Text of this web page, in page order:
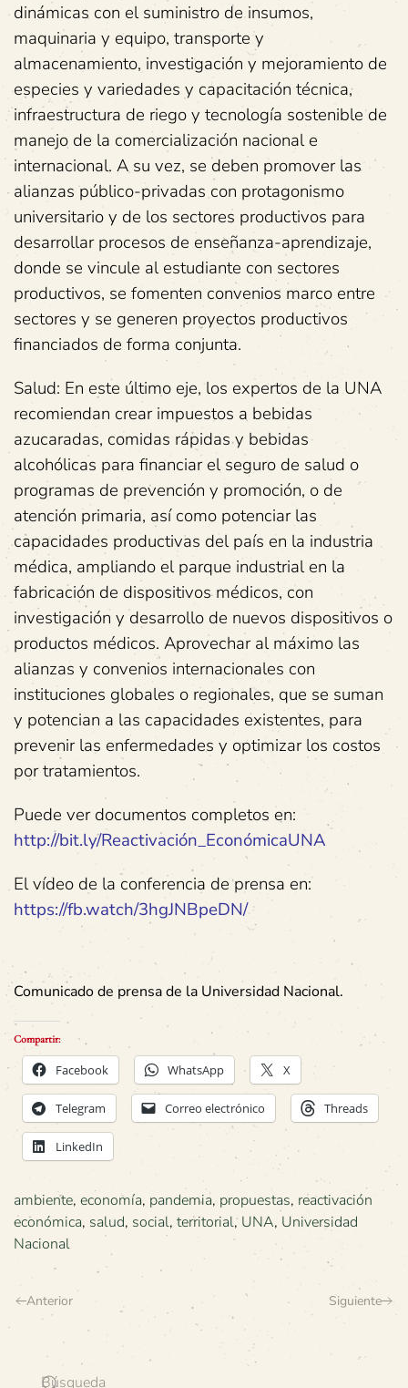
dinámicas con el suministro de insumos,
maquinaria y equipo, transporte y
almacenamiento, investigación y mejoramiento de
especies y variedades y capacitación técnica,
infraestructura de riego y tecnología sostenible de
manejo de la comercialización nacional e
internacional. A su vez, se deben promover las
alianzas público-privadas con protagonismo
universitario y de los sectores productivos para
desarrollar procesos de enseñanza-aprendizaje,
donde se vincule al estudiante con sectores
productivos, se fomenten convenios marco entre
sectores y se generen proyectos productivos
financiados de forma conjunta.
Salud: En este último eje, los expertos de la UNA
recomiendan crear impuestos a bebidas
azucaradas, comidas rápidas y bebidas
alcohólicas para financiar el seguro de salud o
programas de prevención y promoción, o de
atención primaria, así como potenciar las
capacidades productivas del país en la industria
médica, ampliando el parque industrial en la
fabricación de dispositivos médicos, con
investigación y desarrollo de nuevos dispositivos o
productos médicos. Aprovechar al máximo las
alianzas y convenios internacionales con
instituciones globales o regionales, que se suman
y potencian a las capacidades existentes, para
prevenir las enfermedades y optimizar los costos
por tratamientos.
Puede ver documentos completos en:
http://bit.ly/Reactivación_EconómicaUNA
El vídeo de la conferencia de prensa en:
https://fb.watch/3hgJNBpeDN/
Comunicado de prensa de la Universidad Nacional.
Compartir:
Facebook WhatsApp X
Telegram Correo electrónico Threads
LinkedIn
ambiente, economía, pandemia, propuestas, reactivación
económica, salud, social, territorial, UNA, Universidad
Nacional
Anterior Siguiente